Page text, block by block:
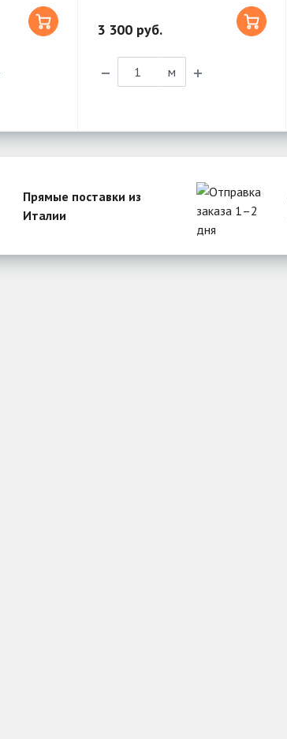
3 300 руб.
м
Прямые поставки из
Италии